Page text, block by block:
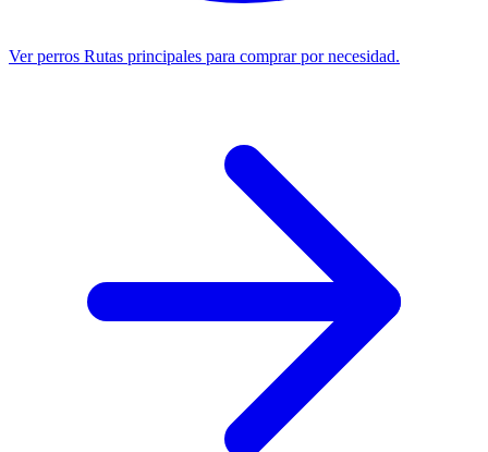
Ver perros Rutas principales para comprar por necesidad.